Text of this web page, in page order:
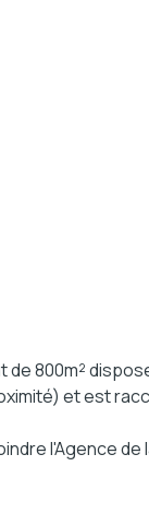
800m²
et est
l'Agence de